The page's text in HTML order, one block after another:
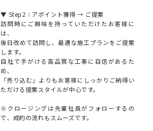
▼ Step2：アポイント獲得 → ご提案
訪問時にご興味を持っていただけたお客様に
は、
後日改めて訪問し、最適な施工プランをご提案
します。
自社で手がける高品質な工事に自信があるた
め、
「売り込む」よりもお客様にしっかりご納得い
ただける提案スタイルが中心です。
※クロージングは先輩社員がフォローするの
で、成約の流れもスムーズです。